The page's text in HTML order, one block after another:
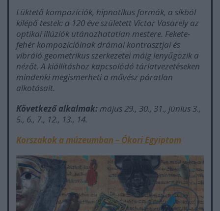
Lüktető kompozíciók, hipnotikus formák, a síkból
kilépő testek: a 120 éve született Victor Vasarely az
optikai illúziók utánozhatatlan mestere. Fekete-
fehér kompozícióinak drámai kontrasztjai és
vibráló geometrikus szerkezetei máig lenyűgözik a
nézőt. A kiállításhoz kapcsolódó tárlatvezetéseken
mindenki megismerheti a művész páratlan
alkotásait.
Következő alkalmak: május 29., 30., 31., június 3.,
5., 6., 7., 12., 13., 14.
Korszakok a múzeumban – Ókori Egyiptom